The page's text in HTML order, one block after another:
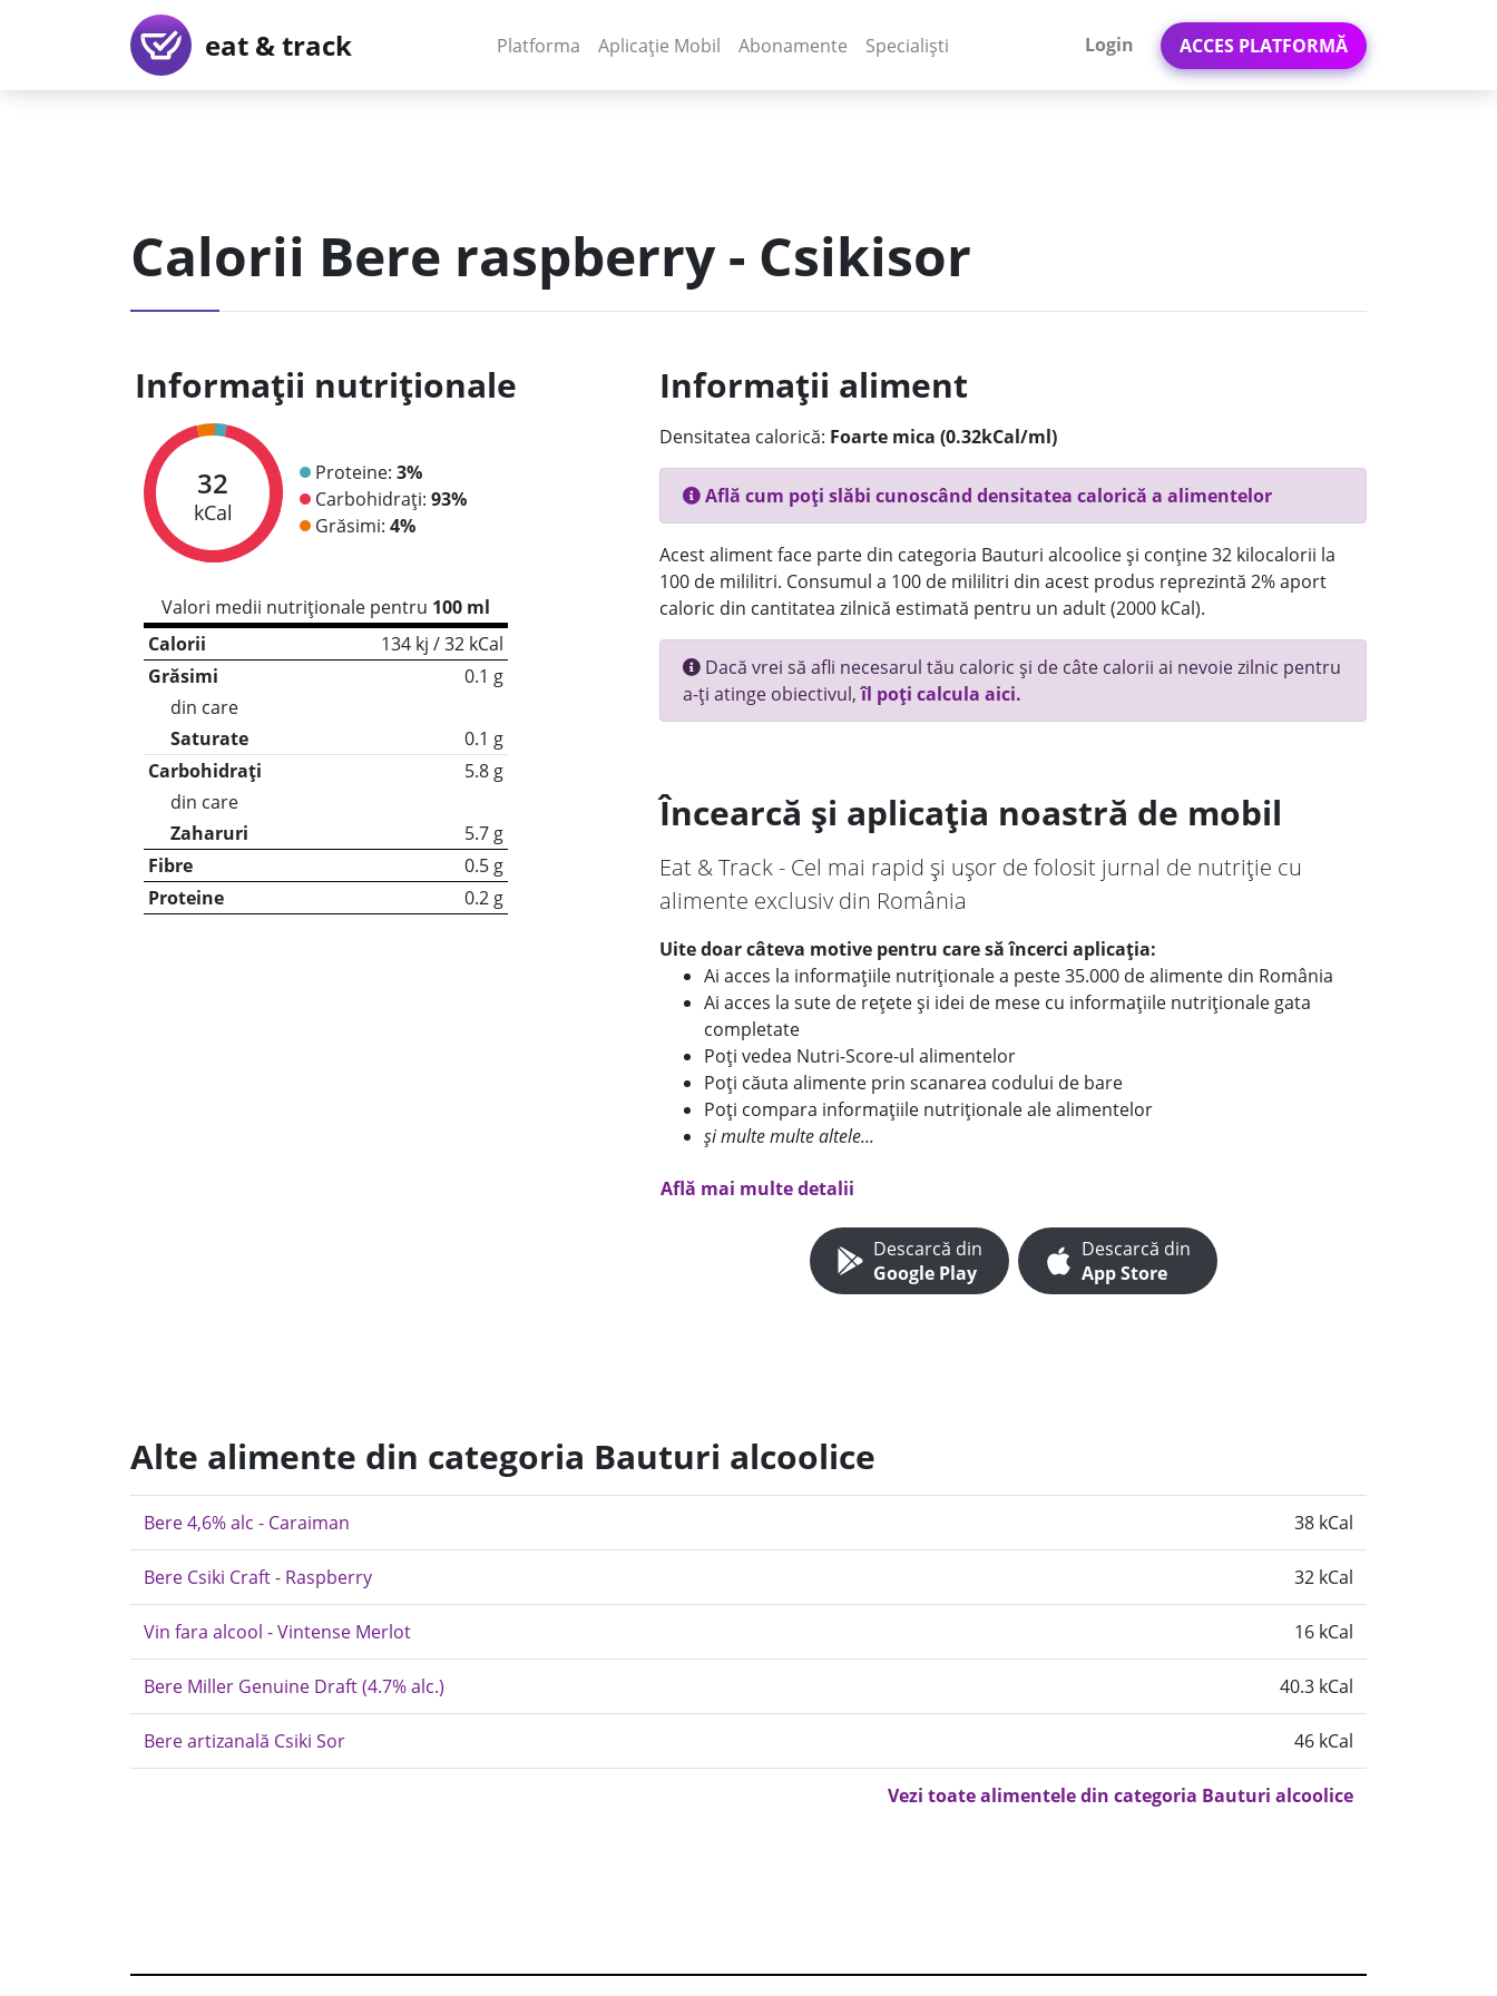
eat & track Platforma (current)
Aplicație Mobil (current)
Abonamente Specialiști Login ACCES PLATFORMĂ
Calorii Bere raspberry - Csikisor
Informații nutriționale
32
kCal
Proteine: 3%
Carbohidrați: 93%
Grăsimi: 4%
Valori medii nutriționale pentru 100 ml
Calorii
134 kj / 32 kCal
Grăsimi
0.1 g
din care
Saturate
0.1 g
Carbohidrați
5.8 g
din care
Zaharuri
5.7 g
Fibre
0.5 g
Proteine
0.2 g
Informații aliment
Densitatea calorică: Foarte mica (0.32kCal/ml)
Află cum poți slăbi cunoscând densitatea calorică a alimentelor
Acest aliment face parte din categoria Bauturi alcoolice și conține 32 kilocalorii la
100 de mililitri. Consumul a 100 de mililitri din acest produs reprezintă 2% aport
caloric din cantitatea zilnică estimată pentru un adult (2000 kCal).
Dacă vrei să afli necesarul tău caloric și de câte calorii ai nevoie zilnic pentru
a-ți atinge obiectivul,îl poți calcula aici.
Încearcă și aplicația noastră de mobil
Eat & Track - Cel mai rapid și ușor de folosit jurnal de nutriție cu
alimente exclusiv din România
Uite doar câteva motive pentru care să încerci aplicația:
Ai acces la informațiile nutriționale a peste 35.000 de alimente din România
Ai acces la sute de rețete și idei de mese cu informațiile nutriționale gata
completate
Poți vedea Nutri-Score-ul alimentelor
Poți căuta alimente prin scanarea codului de bare
Poți compara informațiile nutriționale ale alimentelor
și multe multe altele...
Află mai multe detalii
Descarcă din
Google Play
Descarcă din
App Store
Alte alimente din categoria Bauturi alcoolice
Bere 4,6% alc - Caraiman 38 kCal
Bere Csiki Craft - Raspberry 32 kCal
Vin fara alcool - Vintense Merlot 16 kCal
Bere Miller Genuine Draft (4.7% alc.) 40.3 kCal
Bere artizanală Csiki Sor 46 kCal
Vezi toate alimentele din categoria Bauturi alcoolice